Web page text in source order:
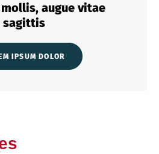
augue vitae
sagittis
IPSUM DOLOR